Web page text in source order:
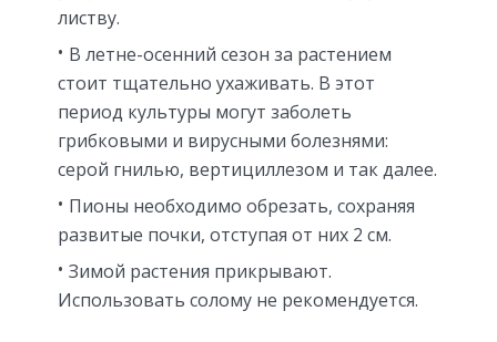
листву.
В летне-осенний сезон за растением
стоит тщательно ухаживать. В этот
период культуры могут заболеть
грибковыми и вирусными болезнями:
серой гнилью, вертициллезом и так далее.
Пионы необходимо обрезать, сохраняя
развитые почки, отступая от них 2 см.
Зимой растения прикрывают.
Использовать солому не рекомендуется.